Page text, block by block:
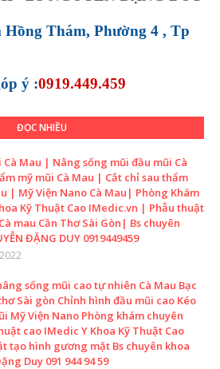
Hồng Thám, Phường 4 , Tp
ý :0919.449.459
ĐỌC NHIỀU
Cà Mau | Nâng sống mũi đầu mũi Cà
mỹ mũi Cà Mau | Cắt chỉ sau thẩm
| Mỹ Viện Nano Cà Mau| Phòng Khám
Kỹ Thuật Cao IMedic.vn | Phẫu thuật
mau Cần Thơ Sài Gòn| Bs chuyên
ĐẶNG DUY 0919449459
sống mũi cao tự nhiên Cà Mau Bạc
Sài gòn Chỉnh hình đầu mũi cao Kéo
Mỹ Viện Nano Phòng khám chuyên
cao IMedic Y Khoa Kỹ Thuật Cao
tạo hình gương mặt Bs chuyên khoa
Duy 091 944 94 59